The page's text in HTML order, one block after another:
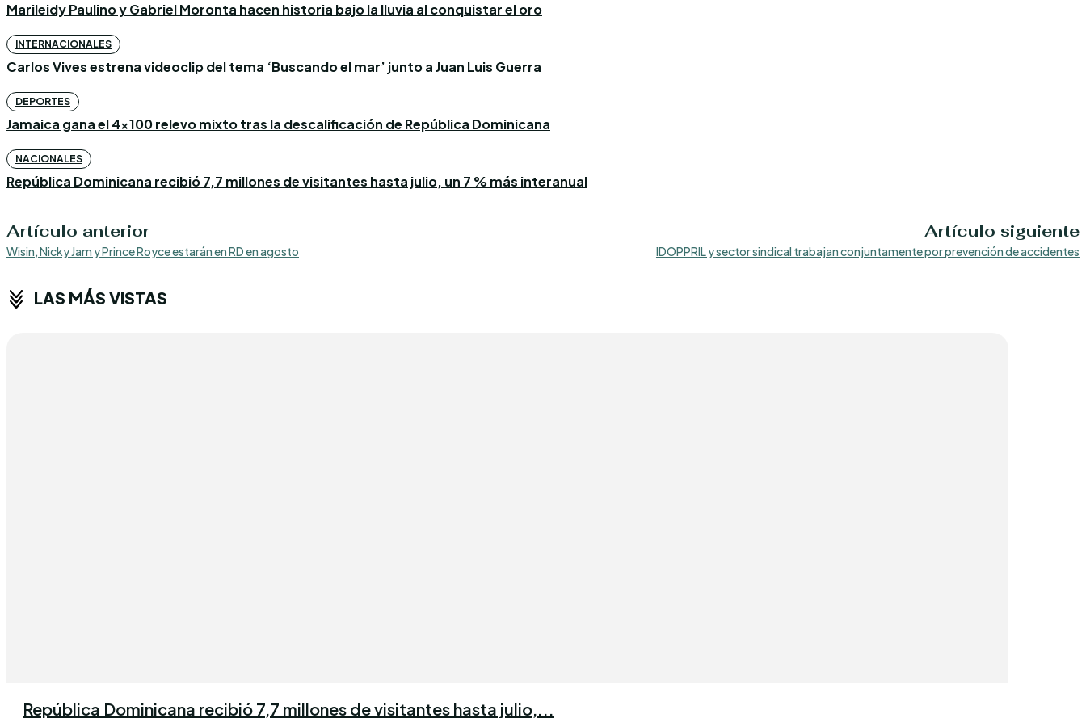
Marileidy Paulino y Gabriel Moronta hacen historia bajo la lluvia al conquistar el oro
INTERNACIONALES
Carlos Vives estrena videoclip del tema ‘Buscando el mar’ junto a Juan Luis Guerra
DEPORTES
Jamaica gana el 4×100 relevo mixto tras la descalificación de República Dominicana
NACIONALES
República Dominicana recibió 7,7 millones de visitantes hasta julio, un 7 % más interanual
Artículo anterior
Wisin, Nicky Jam y Prince Royce estarán en RD en agosto
Artículo siguiente
IDOPPRIL y sector sindical trabajan conjuntamente por prevención de accidentes
LAS MÁS VISTAS
República Dominicana recibió 7,7 millones de visitantes hasta julio,...